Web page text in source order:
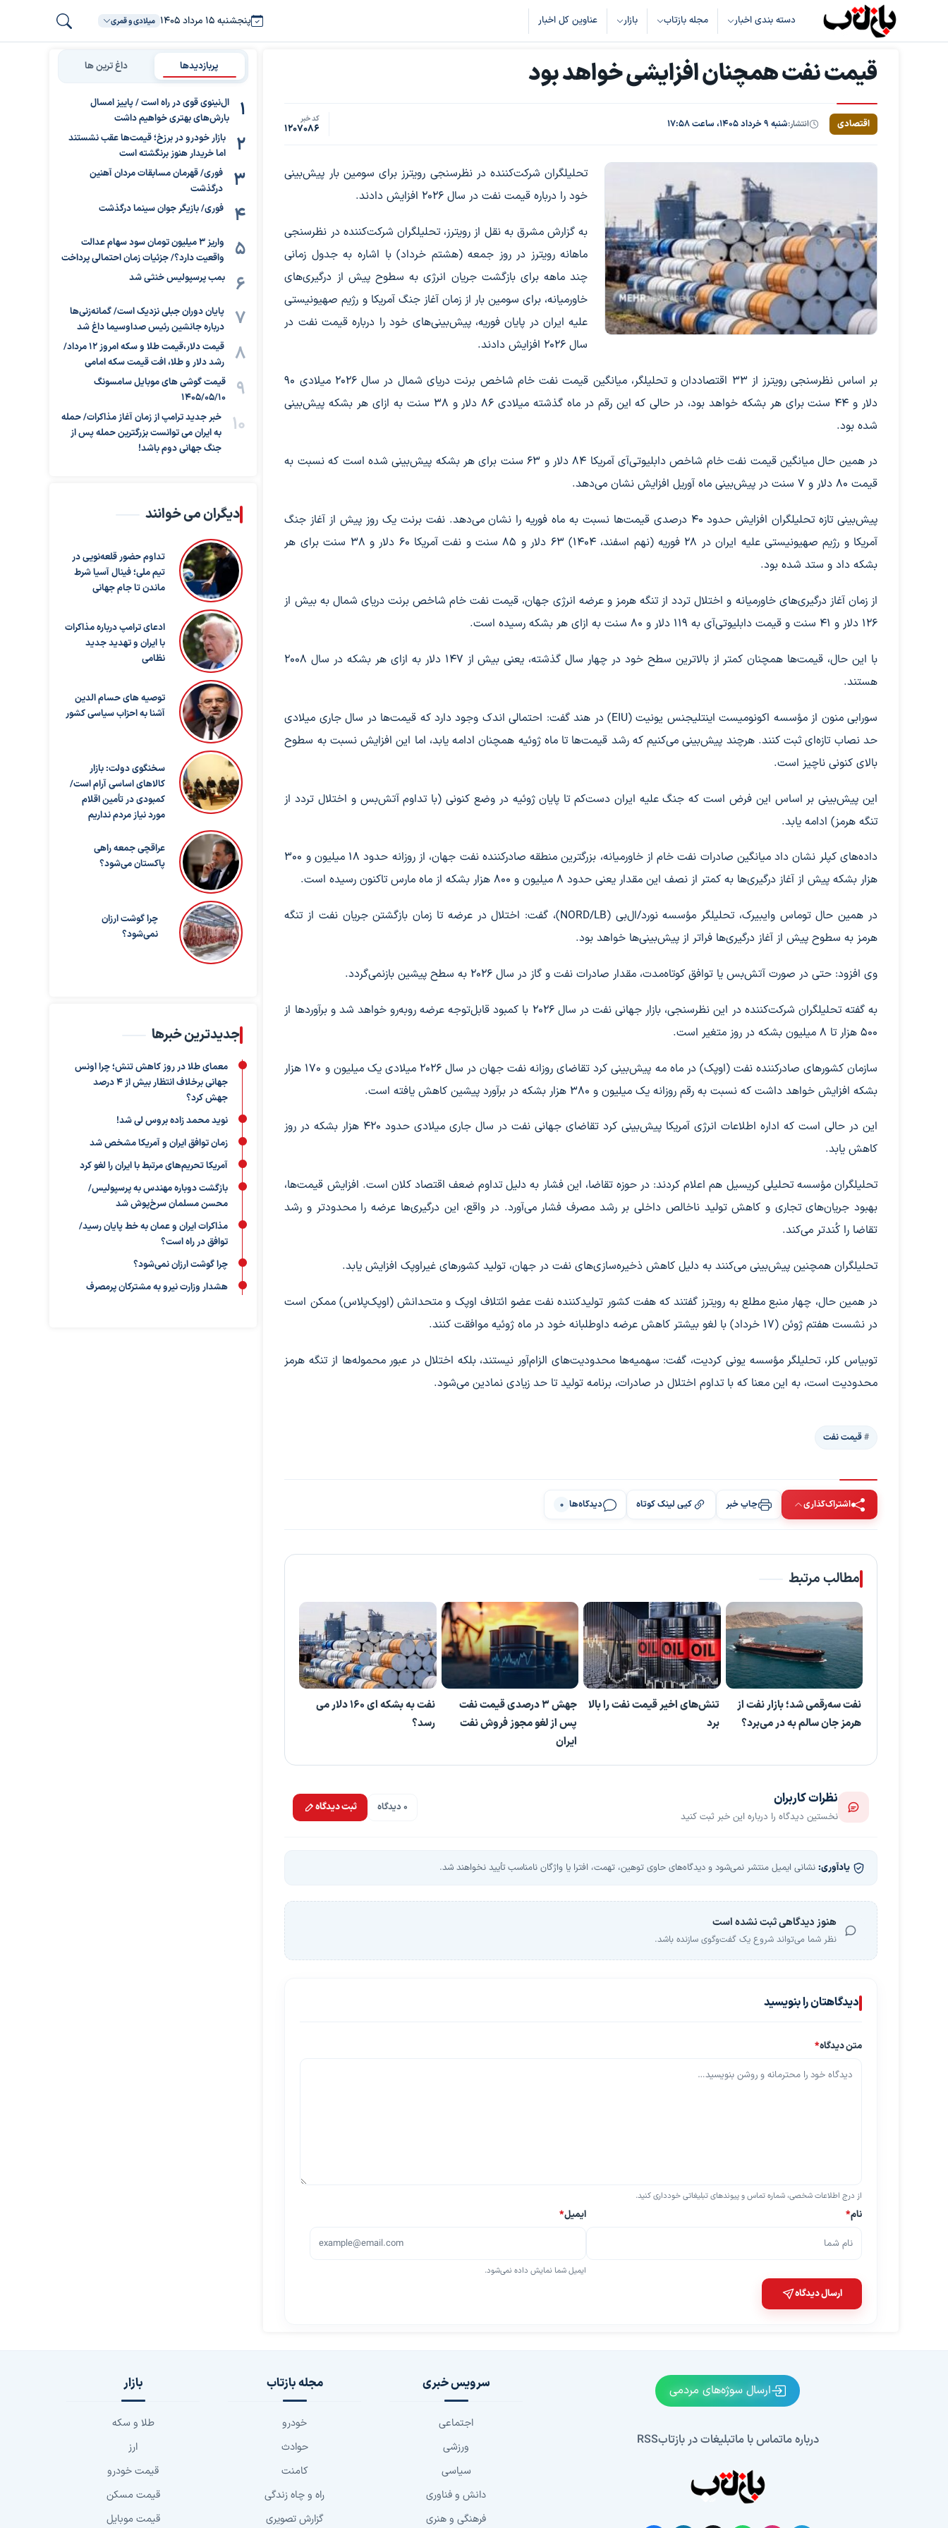
دسته بندی اخبار مجله بازتاب بازار عناوین کل اخبار پنجشنبه ۱۵ مرداد ۱۴۰۵ میلادی و قمری
قیمت نفت همچنان افزایشی خواهد بود
اقتصادی انتشار:شنبه ۹ خرداد ۱۴۰۵، ساعت ۱۷:۵۸ کد خبر
1207086
تحلیلگران شرکت‌کننده در نظرسنجی رویترز برای سومین بار پیش‌بینی
خود را درباره قیمت نفت در سال ۲۰۲۶ افزایش دادند.
به گزارش مشرق به نقل از رویترز، تحلیلگران شرکت‌کننده در نظرسنجی
ماهانه رویترز در روز جمعه (هشتم خرداد) با اشاره به جدول زمانی
چند ماهه برای بازگشت جریان انرژی به سطوح پیش از درگیری‌های
خاورمیانه، برای سومین بار از زمان آغاز جنگ آمریکا و رژیم صهیونیستی
علیه ایران در پایان فوریه، پیش‌بینی‌های خود را درباره قیمت نفت در
سال ۲۰۲۶ افزایش دادند.
بر اساس نظرسنجی رویترز از ۳۳ اقتصاددان و تحلیلگر، میانگین قیمت نفت خام شاخص برنت دریای شمال در سال ۲۰۲۶ میلادی ۹۰
دلار و ۴۴ سنت برای هر بشکه خواهد بود، در حالی که این رقم در ماه گذشته میلادی ۸۶ دلار و ۳۸ سنت به ازای هر بشکه پیش‌بینی
شده بود.
در همین حال میانگین قیمت نفت خام شاخص دابلیوتی‌آی آمریکا ۸۴ دلار و ۶۳ سنت برای هر بشکه پیش‌بینی شده است که نسبت به
قیمت ۸۰ دلار و ۷ سنت در پیش‌بینی ماه آوریل افزایش نشان می‌دهد.
پیش‌بینی تازه تحلیلگران افزایش حدود ۴۰ درصدی قیمت‌ها نسبت به ماه فوریه را نشان می‌دهد. نفت برنت یک روز پیش از آغاز جنگ
آمریکا و رژیم صهیونیستی علیه ایران در ۲۸ فوریه (نهم اسفند، ۱۴۰۴) ۶۳ دلار و ۸۵ سنت و نفت آمریکا ۶۰ دلار و ۳۸ سنت برای هر
بشکه داد و ستد شده بود.
از زمان آغاز درگیری‌های خاورمیانه و اختلال تردد از تنگه هرمز و عرضه انرژی جهان، قیمت نفت خام شاخص برنت دریای شمال به بیش از
۱۲۶ دلار و ۴۱ سنت و قیمت دابلیوتی‌آی به ۱۱۹ دلار و ۸۰ سنت به ازای هر بشکه رسیده است.
با این حال، قیمت‌ها همچنان کمتر از بالاترین سطح خود در چهار سال گذشته، یعنی بیش از ۱۴۷ دلار به ازای هر بشکه در سال ۲۰۰۸
هستند.
سورابی منون از مؤسسه اکونومیست اینتلیجنس یونیت (EIU) در هند گفت: احتمالی اندک وجود دارد که قیمت‌ها در سال جاری میلادی
حد نصاب تازه‌ای ثبت کنند. هرچند پیش‌بینی می‌کنیم که رشد قیمت‌ها تا ماه ژوئیه همچنان ادامه یابد، اما این افزایش نسبت به سطوح
بالای کنونی ناچیز است.
این پیش‌بینی بر اساس این فرض است که جنگ علیه ایران دست‌کم تا پایان ژوئیه در وضع کنونی (با تداوم آتش‌بس و اختلال تردد از
تنگه هرمز) ادامه یابد.
داده‌های کپلر نشان داد میانگین صادرات نفت خام از خاورمیانه، بزرگترین منطقه صادرکننده نفت جهان، از روزانه حدود ۱۸ میلیون و ۳۰۰
هزار بشکه پیش از آغاز درگیری‌ها به کمتر از نصف این مقدار یعنی حدود ۸ میلیون و ۸۰۰ هزار بشکه از ماه مارس تاکنون رسیده است.
در همین حال توماس وایبیرک، تحلیلگر مؤسسه نورد/ال‌بی (NORD/LB)، گفت: اختلال در عرضه تا زمان بازگشتن جریان نفت از تنگه
هرمز به سطوح پیش از آغاز درگیری‌ها فراتر از پیش‌بینی‌ها خواهد بود.
وی افزود: حتی در صورت آتش‌بس یا توافق کوتاه‌مدت، مقدار صادرات نفت و گاز در سال ۲۰۲۶ به سطح پیشین بازنمی‌گردد.
به گفته تحلیلگران شرکت‌کننده در این نظرسنجی، بازار جهانی نفت در سال ۲۰۲۶ با کمبود قابل‌توجه عرضه روبه‌رو خواهد شد و برآوردها از
۵۰۰ هزار تا ۸ میلیون بشکه در روز متغیر است.
سازمان کشورهای صادرکننده نفت (اوپک) در ماه مه پیش‌بینی کرد تقاضای روزانه نفت جهان در سال ۲۰۲۶ میلادی یک میلیون و ۱۷۰ هزار
بشکه افزایش خواهد داشت که نسبت به رقم روزانه یک میلیون و ۳۸۰ هزار بشکه در برآورد پیشین کاهش یافته است.
این در حالی است که اداره اطلاعات انرژی آمریکا پیش‌بینی کرد تقاضای جهانی نفت در سال جاری میلادی حدود ۴۲۰ هزار بشکه در روز
کاهش یابد.
تحلیلگران مؤسسه تحلیلی کریسیل هم اعلام کردند: در حوزه تقاضا، این فشار به دلیل تداوم ضعف اقتصاد کلان است. افزایش قیمت‌ها،
بهبود جریان‌های تجاری و کاهش تولید ناخالص داخلی بر رشد مصرف فشار می‌آورد. در واقع، این درگیری‌ها عرضه را محدودتر و رشد
تقاضا را کُندتر می‌کند.
تحلیلگران همچنین پیش‌بینی می‌کنند به دلیل کاهش ذخیره‌سازی‌های نفت در جهان، تولید کشورهای غیراوپک افزایش یابد.
در همین حال، چهار منبع مطلع به رویترز گفتند که هفت کشور تولیدکننده نفت عضو ائتلاف اوپک و متحدانش (اوپک‌پلاس) ممکن است
در نشست هفتم ژوئن (۱۷ خرداد) با لغو بیشتر کاهش عرضه داوطلبانه خود در ماه ژوئیه موافقت کنند.
توبیاس کلر، تحلیلگر مؤسسه یونی کردیت، گفت: سهمیه‌ها محدودیت‌های الزام‌آور نیستند، بلکه اختلال در عبور محموله‌ها از تنگه هرمز
محدودیت است، به این معنا که با تداوم اختلال در صادرات، برنامه تولید تا حد زیادی نمادین می‌شود.
قیمت نفت
اشتراک‌گذاری چاپ خبر کپی لینک کوتاه دیدگاه‌ها 0
مطالب مرتبط
نفت سه‌رقمی شد؛ بازار نفت از
هرمز جان سالم به در می‌برد؟
تنش‌های اخیر قیمت نفت را بالا
برد
جهش ۳ درصدی قیمت نفت
پس از لغو مجوز فروش نفت
ایران
نفت به بشکه ای 160 دلار می
رسد؟
نظرات کاربران
نخستین دیدگاه را درباره این خبر ثبت کنید
0 دیدگاه ثبت دیدگاه
یادآوری: نشانی ایمیل منتشر نمی‌شود و دیدگاه‌های حاوی توهین، تهمت، افترا یا واژگان نامناسب تأیید نخواهند شد.
هنوز دیدگاهی ثبت نشده است
نظر شما می‌تواند شروع یک گفت‌وگوی سازنده باشد.
دیدگاهتان را بنویسید
متن دیدگاه*
از درج اطلاعات شخصی، شماره تماس و پیوندهای تبلیغاتی خودداری کنید.
نام* ایمیل*
ایمیل شما نمایش داده نمی‌شود.
ارسال دیدگاه
پربازدیدها داغ ترین ها
ال‌نینوی قوی در راه است / پاییز امسال
بارش‌های بهتری خواهیم داشت
بازار خودرو در برزخ؛ قیمت‌ها عقب نشستند
اما خریدار هنوز برنگشته است
فوری/ قهرمان مسابقات مردان آهنین
درگذشت
فوری/ بازیگر جوان سینما درگذشت
واریز ۳ میلیون تومان سود سهام عدالت
واقعیت دارد؟/ جزئیات زمان احتمالی پرداخت
بمب پرسپولیس خنثی شد
پایان دوران جبلی نزدیک است/ گمانه‌زنی‌ها
درباره جانشین رئیس صداوسیما داغ شد
قیمت دلار،قیمت طلا و سکه امروز ۱۲ مرداد/
رشد دلار و طلا، افت قیمت سکه امامی
قیمت گوشی های موبایل سامسونگ
1405/05/10
خبر جدید ترامپ از زمان آغاز مذاکرات/ حمله
به ایران می توانست بزرگترین حمله پس از
جنگ جهانی دوم باشد!
دیگران می خوانند
تداوم حضور قلعه‌نویی در
تیم ملی؛ فینال آسیا شرط
ماندن تا جام جهانی
ادعای ترامپ درباره مذاکرات
با ایران و تهدید جدید
نظامی
توصیه های حسام الدین
آشنا به احزاب سیاسی کشور
سخنگوی دولت: بازار
کالاهای اساسی آرام است/
کمبودی در تأمین اقلام
مورد نیاز مردم نداریم
عراقچی جمعه راهی
پاکستان می‌شود؟
چرا گوشت ارزان
نمی‌شود؟
جدیدترین خبرها
معمای طلا در روز کاهش تنش؛ چرا اونس
جهانی برخلاف انتظار بیش از ۴ درصد
جهش کرد؟
نوید محمد زاده بروس لی شد!
زمان توافق ایران و آمریکا مشخص شد
آمریکا تحریم‌های مرتبط با ایران را لغو کرد
بازگشت دوباره مهندس به پرسپولیس/
محسن مسلمان سرخ‌پوش شد
مذاکرات ایران و عمان به خط پایان رسید/
توافق در راه است؟
چرا گوشت ارزان نمی‌شود؟
هشدار وزارت نیرو به مشترکان پرمصرف
ارسال سوژه‌های مردمی
درباره ماتماس با ماتبلیغات در بازتابRSS
سرویس خبری
اجتماعی
ورزشی
سیاسی
دانش و فناوری
فرهنگی و هنری
مجله بازتاب
خودرو
حوادث
کامنت
راه و چاه زندگی
گزارش تصویری
بازار
طلا و سکه
ارز
قیمت خودرو
قیمت مسکن
قیمت موبایل